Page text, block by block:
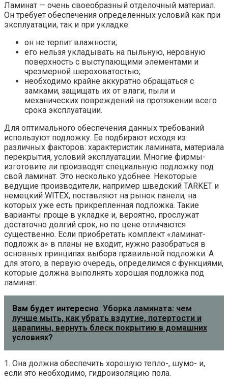
Ламинат — очень своеобразный отделочный материал.
Он требует обеспечения определенных условий как при
эксплуатации, так и при укладке:
он не терпит влажности;
его нельзя укладывать на пыльную, неровную
поверхность с выступающими элементами и
чрезмерной шероховатостью;
необходимо крайне аккуратно обращаться с
замками, защищать их от влаги, пыли и
механических повреждений на протяжении всего
срока эксплуатации.
Для оптимального обеспечения данных требований
используют подложку. Ее подбирают исходя из
различных факторов: характеристик ламината, материала
перекрытия, условий эксплуатации. Многие фирмы-
изготовите ли производят специальную подложку под
свой ламинат. Это несколько удобнее. Некоторые
ведущие производители, например шведский TARKET и
немецкий WITEX, поставляют на рынок панели, на
которых уже есть прикрепленная подложка. Такие
варианты проще в укладке и, вероятно, прослужат
достаточно долгий срок, но по цене отличаются
существенно. Если приобретать комплект «ламинат-
подложк а» в планы не входит, нужно разобраться в
основных принципах выбора правильной подложки. А
для этого, в первую очередь, определимся с функциями,
которые должна выполнять хорошая подложка под
ламинат.
Вам будет интересно Уборка ламината: чем
лучше мыть, как убрать вздутие, потертости и
царапины, вернуть блеск покрытию в домашних
условиях?
1. Она должна обеспечить хорошую тепло-, шумо- и,
если это необходимо, гидроизоляцию пола.